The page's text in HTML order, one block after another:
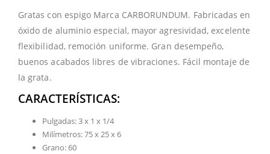
Gratas con espigo Marca CARBORUNDUM. Fabricadas en
óxido de aluminio especial, mayor agresividad, excelente
flexibilidad, remoción uniforme. Gran desempeño,
buenos acabados libres de vibraciones. Fácil montaje de
la grata.
CARACTERÍSTICAS:
Pulgadas: 3 x 1 x 1/4
Milímetros: 75 x 25 x 6
Grano: 60